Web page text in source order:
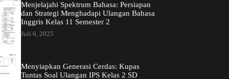
Menjelajahi Spektrum Bahasa: Persiapan
dan Strategi Menghadapi Ulangan Bahasa
Inggris Kelas 11 Semester 2
Juli 6, 2025
Menyiapkan Generasi Cerdas: Kupas
Tuntas Soal Ulangan IPS Kelas 2 SD